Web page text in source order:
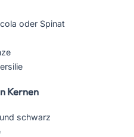
oder Spinat
Kernen
schwarz